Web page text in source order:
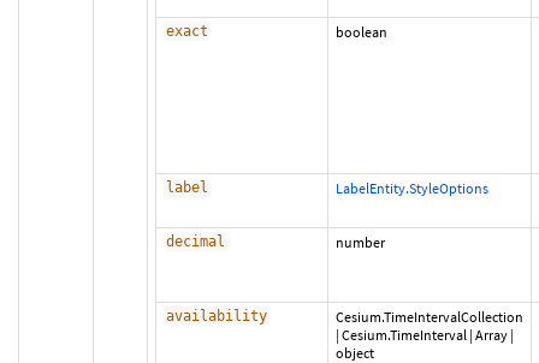
exact boolean
label LabelEntity.StyleOptions
decimal number
availability
Cesium.TimeIntervalCollection
| Cesium.TimeInterval | Array |
object